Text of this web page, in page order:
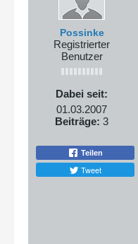
Possinke
Registrierter
Benutzer
Dabei seit:
01.03.2007
Beiträge: 3
Teilen
Tweet